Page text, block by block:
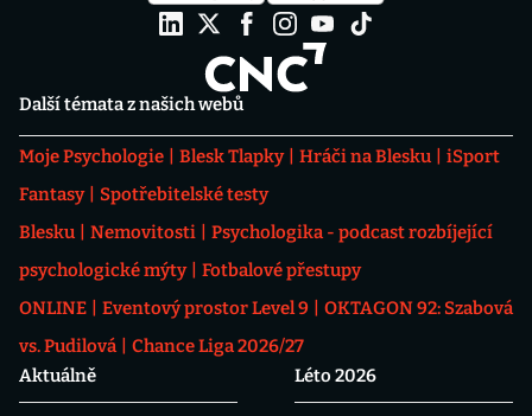
Další témata z našich webů
Moje Psychologie Blesk Tlapky Hráči na Blesku
iSport
Fantasy
Spotřebitelské testy
Blesku
Nemovitosti
Psychologika - podcast rozbíjející
psychologické mýty
Fotbalové přestupy
ONLINE
Eventový prostor Level 9
OKTAGON 92: Szabová
vs. Pudilová
Chance Liga 2026/27
Aktuálně
Léto 2026